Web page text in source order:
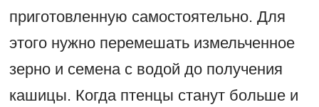
приготовленную самостоятельно. Для
этого нужно перемешать измельченное
зерно и семена с водой до получения
кашицы. Когда птенцы станут больше и